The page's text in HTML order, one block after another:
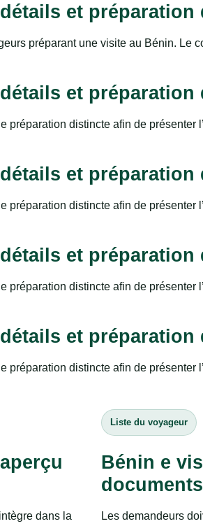
et préparation
préparant une visite au Bénin. Le
et préparation
distincte afin de
et préparation
distincte afin de
et préparation
distincte afin de
et préparation
distincte afin de
dans la
Liste du voyageur
Bénin e
Les demandeurs